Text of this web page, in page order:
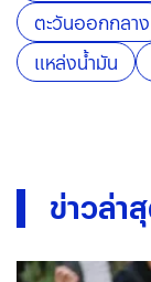
ตะวันออกกลาง
แหล่งน้ำมัน
ข่าวล่า